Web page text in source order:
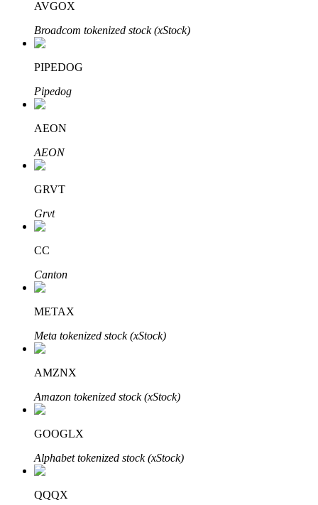
Otomatik Yatırım
Uzun vadeli kâr ve esnek çıkarlar elde edin
Stake Etmeyi Öğrenin
Pasif gelir kazanma hakkında bilgi edinin
Bitrue
Bitrue Ortakları
AVGOX
Broadcom tokenized stock (xStock)
PIPEDOG
Pipedog
AEON
AEON
GRVT
Grvt
CC
Canton
METAX
Meta tokenized stock (xStock)
AMZNX
Amazon tokenized stock (xStock)
GOOGLX
Alphabet tokenized stock (xStock)
QQQX